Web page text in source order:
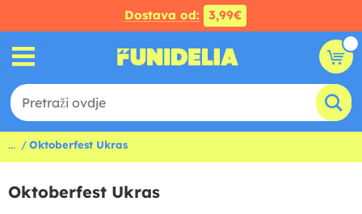
Dostava od: 3,99€
... Oktoberfest Ukras
Oktoberfest Ukras